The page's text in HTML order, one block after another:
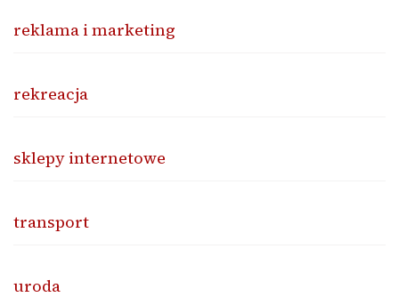
reklama i marketing
rekreacja
sklepy internetowe
transport
uroda